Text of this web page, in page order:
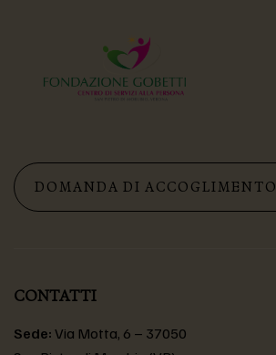
DOMANDA DI ACCOGLIMENTO
CONTATTI
Sede: Via Motta, 6 – 37050